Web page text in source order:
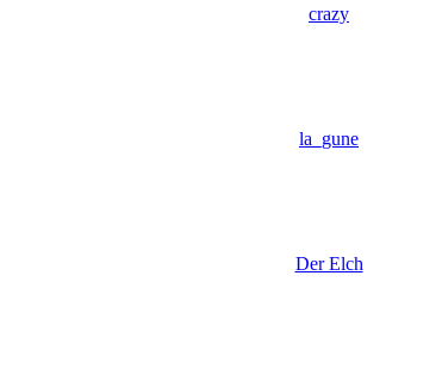
crazy
la_gune
Der Elch